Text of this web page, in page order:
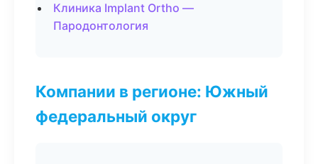
Клиника Implant Ortho —
Пародонтология
Компании в регионе: Южный
федеральный округ